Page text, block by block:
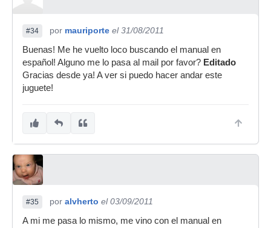
#34 por mauriporte el 31/08/2011
Buenas! Me he vuelto loco buscando el manual en
español! Alguno me lo pasa al mail por favor? Editado
Gracias desde ya! A ver si puedo hacer andar este
juguete!
#35 por alvherto el 03/09/2011
A mi me pasa lo mismo, me vino con el manual en